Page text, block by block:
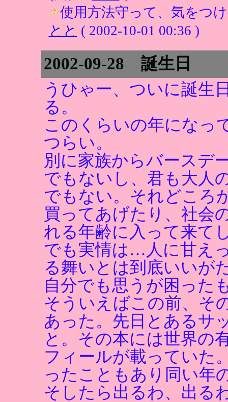
使用方法守って、気をつ
とと ( 2002-10-01 00:36 )
2002-09-28 誕生日
うひゃー、ついに誕生
る。
このくらいの年になっ
つらい。
別に家族からバースデ
でもないし、君も大人
でもない。それどころ
買ってあげたり、社会
れる年齢に入って来て
でも実情は…人に甘え
る舞いとは到底いいが
自分でも思うが困った
そういえばこの前、そ
あった。先日とあるサ
と。その本には世界の
フィールが載っていた
ったこともあり同い年
そしたら出るわ、出る